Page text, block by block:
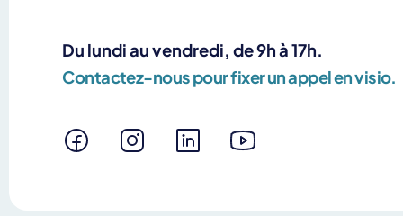
Du lundi au vendredi, de 9h à 17h.
Contactez-nous pour fixer un appel en visio.